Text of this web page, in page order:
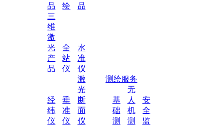
品
绘
品
三
维
激
光
产
品
全
站
仪
水
准
仪
经
纬
仪
垂
准
仪
激
光
断
面
仪
测绘服务
基
础
测
无
人
机
测
安
全
监